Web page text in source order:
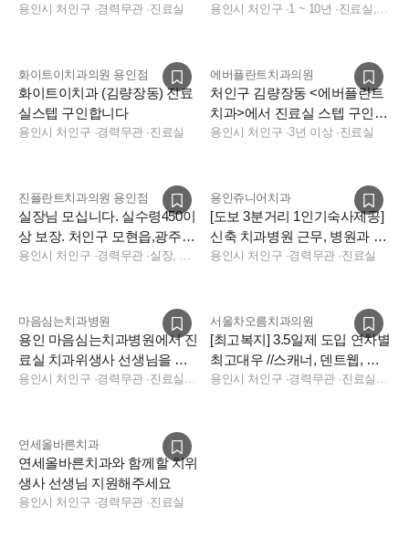
용인시 처인구 ·경력무관·진료실
합니다(기숙사비/점심1시간
용인시 처인구 ·1 ~ 10년 ·
화이트이치과의원 용인점
화이트이치과 (김량장동) 진료
실스텝 구인합니다
용인시 처인구 ·경력무관·진료실
에버플란트치과의원
처인구 김량장동 <에버플란트
치과>에서 진료실 스텝 구인합
니다. (파트타임도 가능)
용인시 처인구 ·3년 이상·진료실
진플란트치과의원 용인점
실장님 모십니다. 실수령450이
상 보장. 처인구 모현읍,광주시
오포읍
용인시 처인구 ·경력무관·
용인쥬니어치과
[도보 3분거리 1인기숙사제공]
신축 치과병원 근무, 병원과 함
께 성장하실 직원을 찾습니다
용인시 처인구 ·경력무관·진료실
마음심는치과병원
용인 마음심는치과병원에서 진
료실 치과위생사 선생님을 모
십니다.
용인시 처인구 ·경력무관·
서울차오름치과의원
[최고복지] 3.5일제 도입 연차별
최고대우 //스캐너, 덴트웹, 데
스크역량 우대
용인시 처인구 ·경력무관·
연세올바른치과
연세올바른치과와 함께할 치위
생사 선생님 지원해주세요
용인시 처인구 ·경력무관·진료실